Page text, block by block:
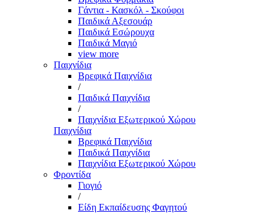
Γάντια - Κασκόλ - Σκούφοι
Παιδικά Αξεσουάρ
Παιδικά Εσώρουχα
Παιδικά Μαγιό
view more
Παιχνίδια
Βρεφικά Παιχνίδια
/
Παιδικά Παιχνίδια
/
Παιχνίδια Εξωτερικού Χώρου
Παιχνίδια
Βρεφικά Παιχνίδια
Παιδικά Παιχνίδια
Παιχνίδια Εξωτερικού Χώρου
Φροντίδα
Γιογιό
/
Είδη Εκπαίδευσης Φαγητού